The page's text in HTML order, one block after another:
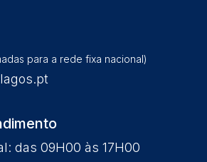
para a rede fixa nacional)
das 09H00 às 17H00